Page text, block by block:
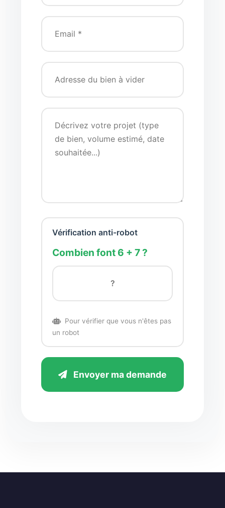
Vérification anti-robot
Combien font 6 + 7 ?
Pour vérifier que vous n'êtes pas
un robot
Envoyer ma demande